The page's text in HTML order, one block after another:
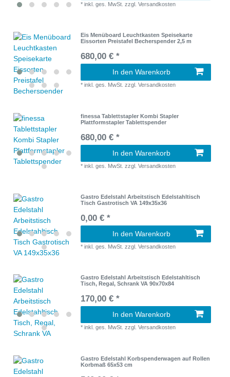
*inkl. ges. MwSt. zzgl.Versandkosten
Eis Menüboard Leuchtkasten Speisekarte
Eissorten Preistafel Becherspender 2,5 m
680,00 € *
In den Warenkorb
*inkl. ges. MwSt. zzgl.Versandkosten
finessa Tablettstapler Kombi Stapler
Plattformstapler Tablettspender
680,00 € *
In den Warenkorb
*inkl. ges. MwSt. zzgl.Versandkosten
Gastro Edelstahl Arbeitstisch Edelstahltisch
Tisch Gastrotisch VA 149x35x36
0,00 € *
In den Warenkorb
*inkl. ges. MwSt. zzgl.Versandkosten
Gastro Edelstahl Arbeitstisch Edelstahltisch
Tisch, Regal, Schrank VA 90x70x84
170,00 € *
In den Warenkorb
*inkl. ges. MwSt. zzgl.Versandkosten
Gastro Edelstahl Korbspenderwagen auf Rollen
Korbmaß 65x53 cm